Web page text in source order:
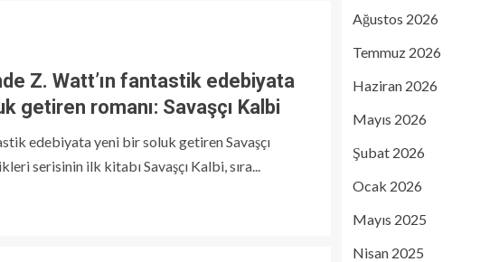
Z. Watt’ın fantastik edebiyata
getiren romanı: Savaşçı Kalbi
edebiyata yeni bir soluk getiren Savaşçı
serisinin ilk kitabı Savaşçı Kalbi, sıra...
Ağustos 2026
Temmuz 2026
Haziran 2026
Mayıs 2026
Şubat 2026
Ocak 2026
Mayıs 2025
Nisan 2025